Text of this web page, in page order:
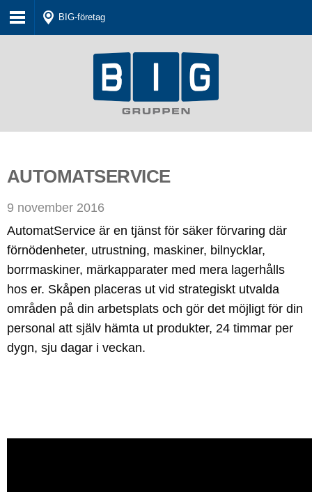
BIG-företag
AUTOMATSERVICE
9 november 2016
AutomatService är en tjänst för säker förvaring där
förnödenheter, utrustning, maskiner, bilnycklar,
borrmaskiner, märkapparater med mera lagerhålls
hos er. Skåpen placeras ut vid strategiskt utvalda
områden på din arbetsplats och gör det möjligt för din
personal att själv hämta ut produkter, 24 timmar per
dygn, sju dagar i veckan.